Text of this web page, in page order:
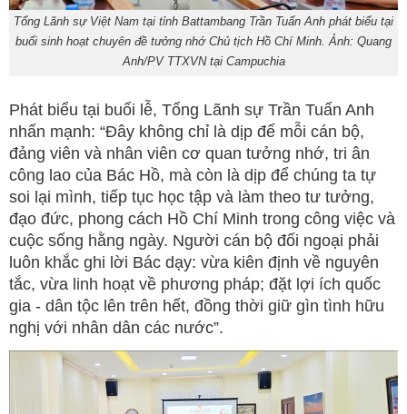
Tổng Lãnh sự Việt Nam tại tỉnh Battambang Trần Tuấn Anh phát biểu tại
buổi sinh hoạt chuyên đề tưởng nhớ Chủ tịch Hồ Chí Minh. Ảnh: Quang
Anh/PV TTXVN tại Campuchia
Phát biểu tại buổi lễ, Tổng Lãnh sự Trần Tuấn Anh
nhấn mạnh: “Đây không chỉ là dịp để mỗi cán bộ,
đảng viên và nhân viên cơ quan tưởng nhớ, tri ân
công lao của Bác Hồ, mà còn là dịp để chúng ta tự
soi lại mình, tiếp tục học tập và làm theo tư tưởng,
đạo đức, phong cách Hồ Chí Minh trong công việc và
cuộc sống hằng ngày. Người cán bộ đối ngoại phải
luôn khắc ghi lời Bác dạy: vừa kiên định về nguyên
tắc, vừa linh hoạt về phương pháp; đặt lợi ích quốc
gia - dân tộc lên trên hết, đồng thời giữ gìn tình hữu
nghị với nhân dân các nước”.